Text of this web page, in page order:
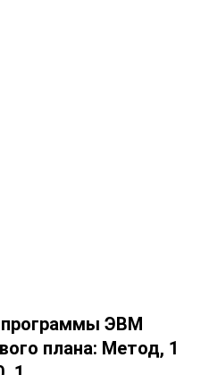
программы ЭВМ
плана: Метод, 1